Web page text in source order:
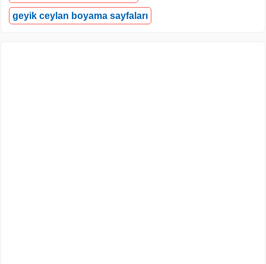
geyik ceylan boyama sayfaları